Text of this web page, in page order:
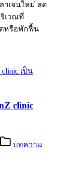
าเจนใหม่ ลด
เวณที่
หรือพักฟื้น
clinic
บทความ